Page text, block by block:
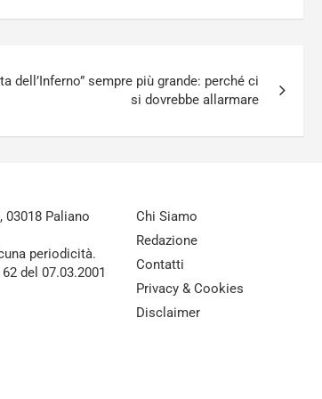
dell’Inferno” sempre più grande: perché ci
si dovrebbe allarmare
03018 Paliano
periodicità.
del 07.03.2001
Chi Siamo
Redazione
Contatti
Privacy & Cookies
Disclaimer